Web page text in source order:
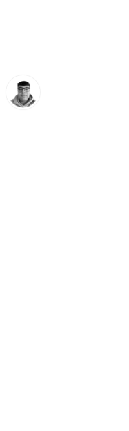
La previsión
registrando altas
y Sevilla
algunos puntos.
siendo de días